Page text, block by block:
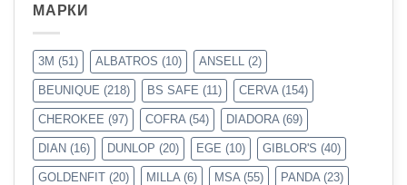
МАРКИ
3M (51) ALBATROS (10) ANSELL (2)
BEUNIQUE (218) BS SAFE (11) CERVA (154)
CHEROKEE (97) COFRA (54) DIADORA (69)
DIAN (16) DUNLOP (20) EGE (10) GIBLOR'S (40)
GOLDENFIT (20) MILLA (6) MSA (55) PANDA (23)